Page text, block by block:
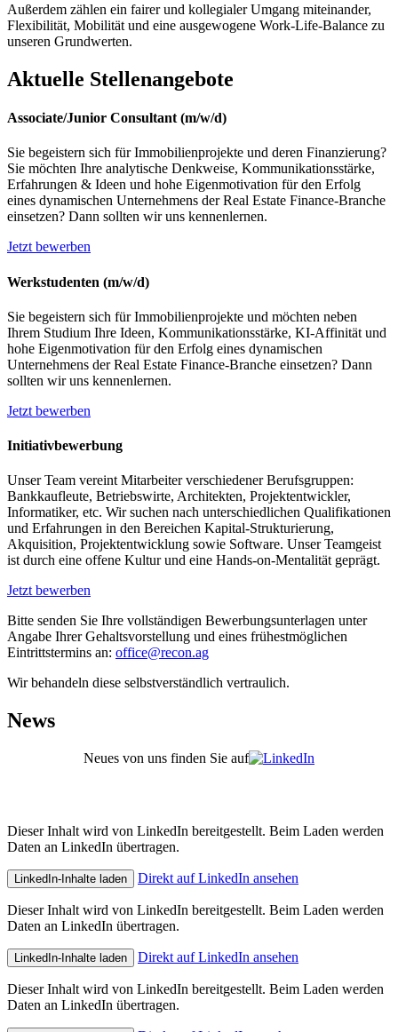
Außerdem zählen ein fairer und kollegialer Umgang miteinander,
Flexibilität, Mobilität und eine ausgewogene Work-Life-Balance zu
unseren Grundwerten.
Aktuelle Stellenangebote
Associate/Junior Consultant (m/w/d)
Sie begeistern sich für Immobilienprojekte und deren Finanzierung?
Sie möchten Ihre analytische Denkweise, Kommunikationsstärke,
Erfahrungen & Ideen und hohe Eigenmotivation für den Erfolg
eines dynamischen Unternehmens der Real Estate Finance-Branche
einsetzen? Dann sollten wir uns kennenlernen.
Jetzt bewerben
Werkstudenten (m/w/d)
Sie begeistern sich für Immobilienprojekte und möchten neben
Ihrem Studium Ihre Ideen, Kommunikationsstärke, KI-Affinität und
hohe Eigenmotivation für den Erfolg eines dynamischen
Unternehmens der Real Estate Finance-Branche einsetzen? Dann
sollten wir uns kennenlernen.
Jetzt bewerben
Initiativbewerbung
Unser Team vereint Mitarbeiter verschiedener Berufsgruppen:
Bankkaufleute, Betriebswirte, Architekten, Projektentwickler,
Informatiker, etc. Wir suchen nach unterschiedlichen Qualifikationen
und Erfahrungen in den Bereichen Kapital-Strukturierung,
Akquisition, Projektentwicklung sowie Software. Unser Teamgeist
ist durch eine offene Kultur und eine Hands-on-Mentalität geprägt.
Jetzt bewerben
Bitte senden Sie Ihre vollständigen Bewerbungsunterlagen unter
Angabe Ihrer Gehaltsvorstellung und eines frühestmöglichen
Eintrittstermins an: office@recon.ag
Wir behandeln diese selbstverständlich vertraulich.
News
Neues von uns finden Sie auf
Dieser Inhalt wird von LinkedIn bereitgestellt. Beim Laden werden
Daten an LinkedIn übertragen.
LinkedIn-Inhalte laden Direkt auf LinkedIn ansehen
Dieser Inhalt wird von LinkedIn bereitgestellt. Beim Laden werden
Daten an LinkedIn übertragen.
LinkedIn-Inhalte laden Direkt auf LinkedIn ansehen
Dieser Inhalt wird von LinkedIn bereitgestellt. Beim Laden werden
Daten an LinkedIn übertragen.